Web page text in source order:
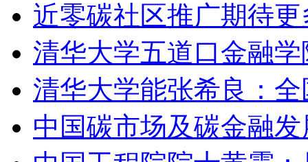
近零碳社区推广期待
清华大学五道口金融
清华大学能张希良：
中国碳市场及碳金融